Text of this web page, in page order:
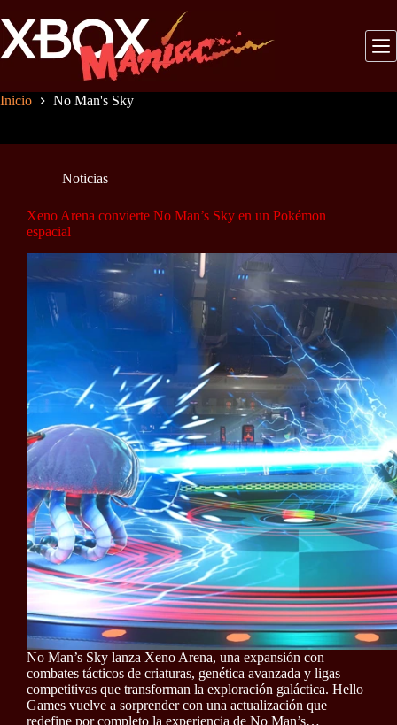
al
contenido
Inicio No Man's Sky
Noticias
Xeno Arena convierte No Man’s Sky en un Pokémon
espacial
No Man’s Sky lanza Xeno Arena, una expansión con
combates tácticos de criaturas, genética avanzada y ligas
competitivas que transforman la exploración galáctica. Hello
Games vuelve a sorprender con una actualización que
redefine por completo la experiencia de No Man’s…